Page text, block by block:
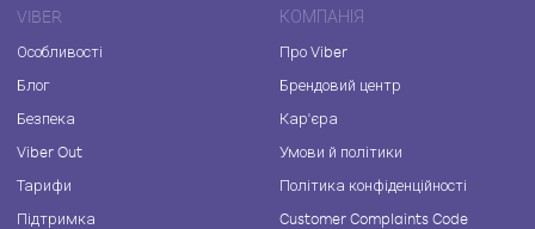
VIBER
Особливості
Блог
Безпека
Viber Out
Тарифи
Підтримка
КОМПАНІЯ
Про Viber
Брендовий центр
Кар'єра
Умови й політики
Політика конфіденційності
Customer Complaints Code